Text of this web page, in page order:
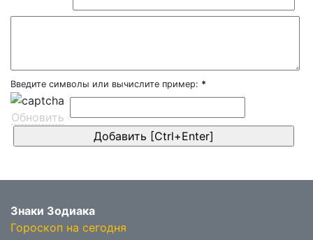
Введите символы или вычислите пример: *
Обновить
Знаки Зодиака
Гороскоп на сегодня